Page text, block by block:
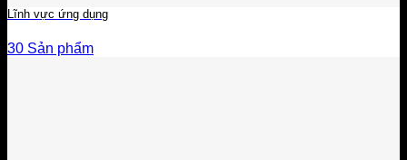
Lĩnh vực ứng dụng
30 Sản phẩm